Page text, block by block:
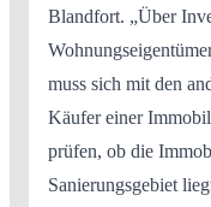
Blandfort. „Über
muss sich mit den
Käufer einer
prüfen, ob die
Sanierungsgebiet